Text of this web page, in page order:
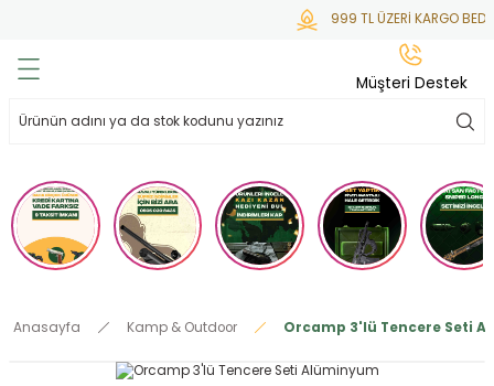
999 TL ÜZERİ KARGO
Anasayfa Kamp & Outdoor Orcamp 3'lü Tencere Seti